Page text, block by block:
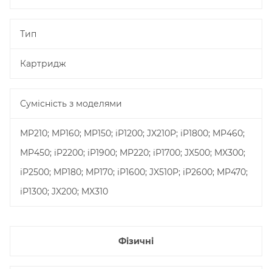
Тип
Картридж
Сумісність з моделями
MP210; MP160; MP150; iP1200; JX210P; iP1800; MP460;
MP450; iP2200; iP1900; MP220; iP1700; JX500; MX300;
iP2500; MP180; MP170; iP1600; JX510P; iP2600; MP470;
iP1300; JX200; MX310
Фізичні